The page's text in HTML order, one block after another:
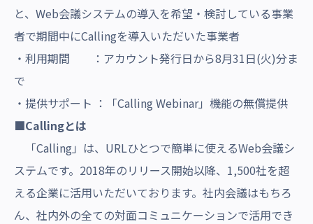
と、Web会議システムの導入を希望・検討している事業
者で期間中にCallingを導入いただいた事業者
・利用期間 ：アカウント発行日から8月31日(火)分ま
で
・提供サポート ：
「CallingWebinar」機能の無償提供
■Callingとは
「Calling」は、URLひとつで簡単に使えるWeb会議シ
ステムです。2018年のリリース開始以降、1,500社を超
える企業に活用いただいております。社内会議はもちろ
ん、社内外の全ての対面コミュニケーションで活用でき